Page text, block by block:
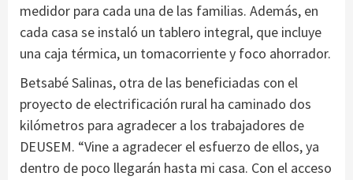
medidor para cada una de las familias. Además, en
cada casa se instaló un tablero integral, que incluye
una caja térmica, un tomacorriente y foco ahorrador.
Betsabé Salinas, otra de las beneficiadas con el
proyecto de electrificación rural ha caminado dos
kilómetros para agradecer a los trabajadores de
DEUSEM. “Vine a agradecer el esfuerzo de ellos, ya
dentro de poco llegarán hasta mi casa. Con el acceso